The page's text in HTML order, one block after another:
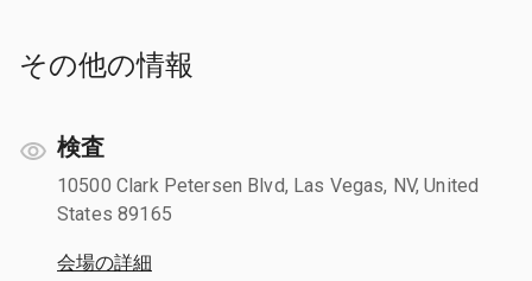
その他の情報
検査
10500 Clark Petersen Blvd, Las Vegas, NV, United
States 89165
会場の詳細